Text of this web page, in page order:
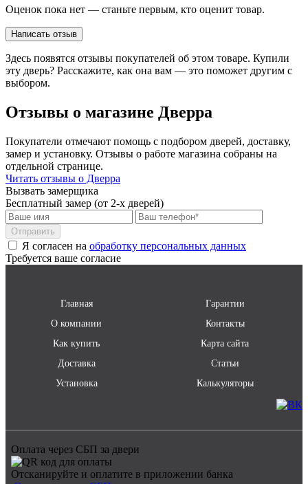
лифта за этаж/на лифте(до
10 кг)
Подъем/спуск дверной
коробки от входной
металлической двери
вручную, за этаж
без лифта, за этаж до 120 кг/
более 120 кг**
Подъем/спуск на грузовом
лифте входной двери,
стоимостью до 25 т.р./
т.р.-35 т.р./более 35 т.р.**
500/700/1000 ₽
Самовывоз со склада
поставщика Браво
Самовывоз со склада
поставщика
по согласованию
Оценок пока нет — станьте первым, кто оценит товар.
Написать отзыв
Здесь появятся отзывы покупателей об этом товаре. Купили
эту дверь? Расскажите, как она вам — это поможет другим с
выбором.
Отзывы о магазине Дверра
Покупатели отмечают помощь с подбором дверей, доставку,
замер и установку. Отзывы о работе магазина собраны на
отдельной странице.
Читать отзывы о Дверра
Вызвать замерщика
Бесплатный замер (от 2-х дверей)
Отправить
Я согласен на обработку персональных данных
Требуется ваше согласие
Главная
О компании
Как купить
Доставка
Установка
Гарантии
Контакты
Карта сайта
Статьи
Калькуляторы
Оплата через СБП за двери
Отсканируйте и оплатите в приложении банка